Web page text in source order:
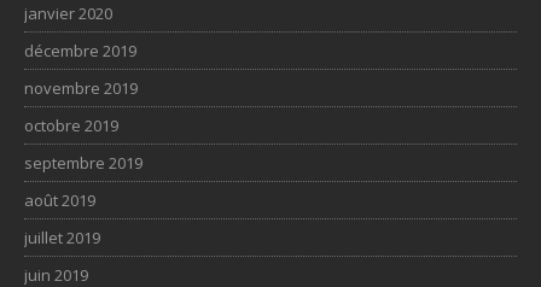
janvier 2020
décembre 2019
novembre 2019
octobre 2019
septembre 2019
août 2019
juillet 2019
juin 2019